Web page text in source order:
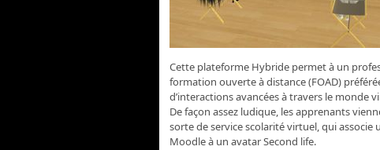
Cette plateforme Hybride permet à un
formation ouverte à distance (FOAD)
d’interactions avancées à travers le monde
De façon assez ludique, les apprenants
sorte de service scolarité virtuel, qui associe
Moodle à un avatar Second life.